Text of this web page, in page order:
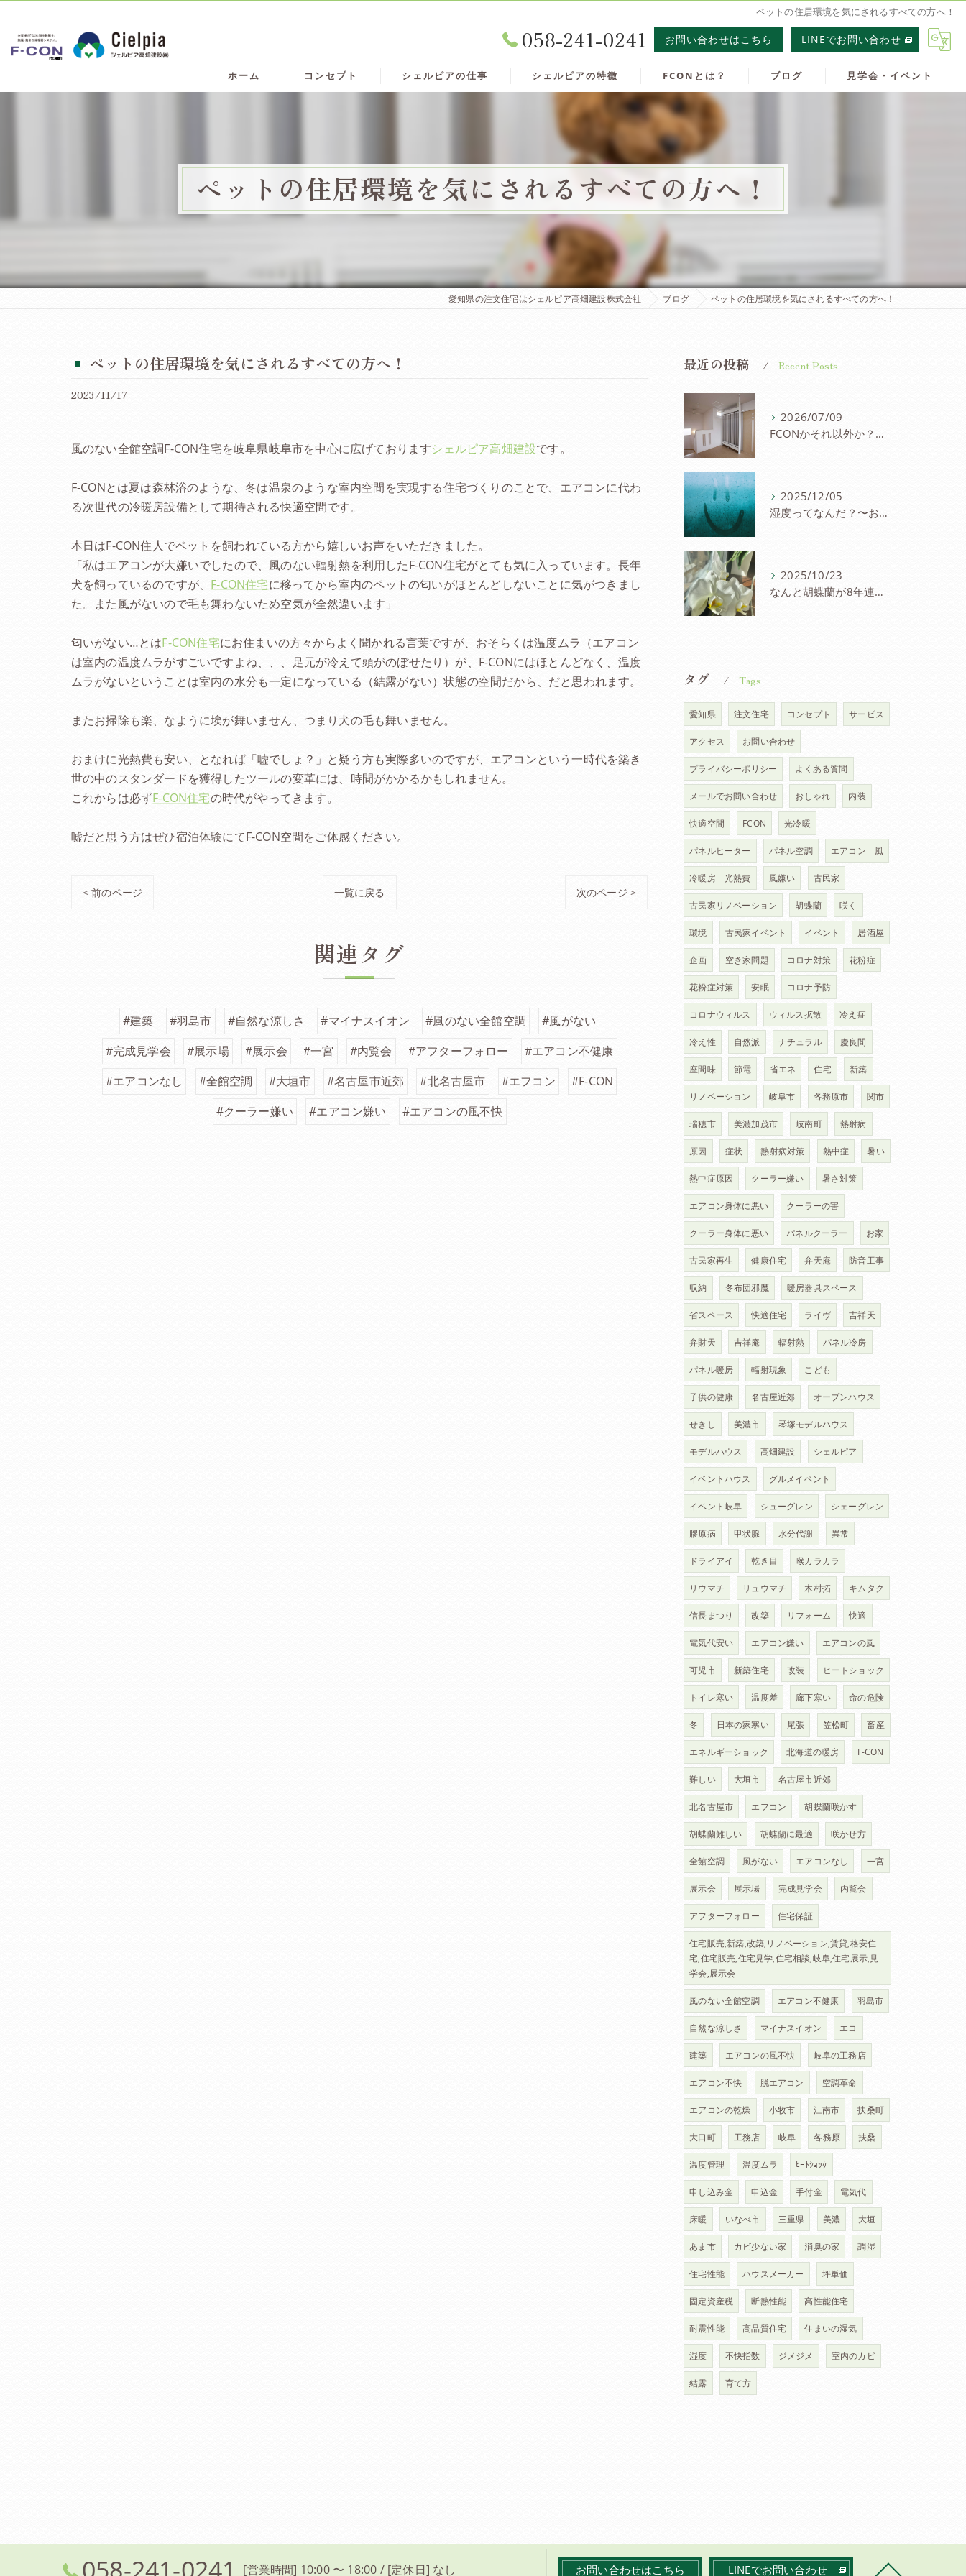
ペットの住居環境を気にされるすべての方へ！
058-241-0241 お問い合わせはこちら LINEでお問い合わせ
ホーム コンセプト シェルピアの仕事 シェルピアの特徴 FCONとは？ ブログ 見学会・イベント
ペットの住居環境を気にされるすべての方へ！
愛知県の注文住宅はシェルピア高畑建設株式会社 ブログ ペットの住居環境を気にされるすべての方へ！
ペットの住居環境を気にされるすべての方へ！
2023/11/17
風のない全館空調F-CON住宅を岐阜県岐阜市を中心に広げておりますシェルピア高畑建設です。
F-CONとは夏は森林浴のような、冬は温泉のような室内空間を実現する住宅づくりのことで、エアコンに代わ
る次世代の冷暖房設備として期待される快適空間です。
本日はF-CON住人でペットを飼われている方から嬉しいお声をいただきました。
「私はエアコンが大嫌いでしたので、風のない輻射熱を利用したF-CON住宅がとても気に入っています。長年
犬を飼っているのですが、 F-CON住宅に移ってから室内のペットの匂いがほとんどしないことに気がつきまし
た。また風がないので毛も舞わないため空気が全然違います」
匂いがない…とはF-CON住宅にお住まいの方々からよく聞かれる言葉ですが、おそらくは温度ムラ（エアコン
は室内の温度ムラがすごいですよね、、、足元が冷えて頭がのぼせたり）が、F-CONにはほとんどなく、温度
ムラがないということは室内の水分も一定になっている（結露がない）状態の空間だから、だと思われます。
またお掃除も楽、なように埃が舞いません、つまり犬の毛も舞いません。
おまけに光熱費も安い、となれば「嘘でしょ？」と疑う方も実際多いのですが、エアコンという一時代を築き
世の中のスタンダードを獲得したツールの変革には、時間がかかるかもしれません。
これからは必ずF-CON住宅の時代がやってきます。
嘘だと思う方はぜひ宿泊体験にてF-CON空間をご体感ください。
< 前のページ 一覧に戻る 次のページ >
関連タグ
#建築 #羽島市 #自然な涼しさ #マイナスイオン #風のない全館空調
#風がない
#完成見学会
#展示場 #展示会 #一宮 #内覧会 #アフターフォロー
#エアコン不健康
#エアコンなし
#全館空調 #大垣市 #名古屋市近郊 #北名古屋市 #エフコン
#F-CON
#クーラー嫌い
#エアコン嫌い #エアコンの風不快
最近の投稿 Recent Posts
2026/07/09
FCONかそれ以外か？〜パネル冷暖房を考察
2025/12/05
湿度ってなんだ？〜お家と湿度の研究会
2025/10/23
なんと胡蝶蘭が8年連続８度目の開花〜FCON住宅の快適さに驚愕の声！
タグ Tags
愛知県 注文住宅 コンセプト サービス
アクセス お問い合わせ
プライバシーポリシー よくある質問
メールでお問い合わせ おしゃれ 内装
快適空間 FCON 光冷暖
パネルヒーター パネル空調 エアコン 風
冷暖房 光熱費 風嫌い 古民家
古民家リノベーション 胡蝶蘭 咲く
環境 古民家イベント イベント 居酒屋
企画 空き家問題 コロナ対策 花粉症
花粉症対策 安眠 コロナ予防
コロナウィルス ウィルス拡散 冷え症
冷え性 自然派 ナチュラル 慶良間
座間味 節電 省エネ 住宅 新築
リノベーション 岐阜市 各務原市 関市
瑞穂市 美濃加茂市 岐南町 熱射病
原因 症状 熱射病対策 熱中症 暑い
熱中症原因 クーラー嫌い 暑さ対策
エアコン身体に悪い クーラーの害
クーラー身体に悪い パネルクーラー お家
古民家再生 健康住宅 弁天庵 防音工事
収納 冬布団邪魔 暖房器具スペース
省スペース 快適住宅 ライヴ 吉祥天
弁財天 吉祥庵 輻射熱 パネル冷房
パネル暖房 輻射現象 こども
子供の健康 名古屋近郊 オープンハウス
せきし 美濃市 琴塚モデルハウス
モデルハウス 高畑建設 シェルピア
イベントハウス グルメイベント
イベント岐阜 シューグレン シェーグレン
膠原病 甲状腺 水分代謝 異常
ドライアイ 乾き目 喉カラカラ
リウマチ リュウマチ 木村拓 キムタク
信長まつり 改築 リフォーム 快適
電気代安い エアコン嫌い エアコンの風
可児市 新築住宅 改装 ヒートショック
トイレ寒い 温度差 廊下寒い 命の危険
冬 日本の家寒い 尾張 笠松町 畜産
エネルギーショック 北海道の暖房 F-CON
難しい 大垣市 名古屋市近郊
北名古屋市 エフコン 胡蝶蘭咲かす
胡蝶蘭難しい 胡蝶蘭に最適 咲かせ方
全館空調 風がない エアコンなし 一宮
展示会 展示場 完成見学会 内覧会
アフターフォロー 住宅保証
住宅販売,新築,改築,リノベーション,賃貸,格安住
宅,住宅販売,住宅見学,住宅相談,岐阜,住宅展示,見
学会,展示会
風のない全館空調 エアコン不健康 羽島市
自然な涼しさ マイナスイオン エコ
建築 エアコンの風不快 岐阜の工務店
エアコン不快 脱エアコン 空調革命
エアコンの乾燥 小牧市 江南市 扶桑町
大口町 工務店 岐阜 各務原 扶桑
温度管理 温度ムラ ﾋｰﾄｼｮｯｸ
申し込み金 申込金 手付金 電気代
床暖 いなべ市 三重県 美濃 大垣
あま市 カビ少ない家 消臭の家 調湿
住宅性能 ハウスメーカー 坪単価
固定資産税 断熱性能 高性能住宅
耐震性能 高品質住宅 住まいの湿気
湿度 不快指数 ジメジメ 室内のカビ
結露 育て方
[営業時間] 10:00 〜 18:00 / [定休日] なし お問い合わせはこちら LINEでお問い合わせ